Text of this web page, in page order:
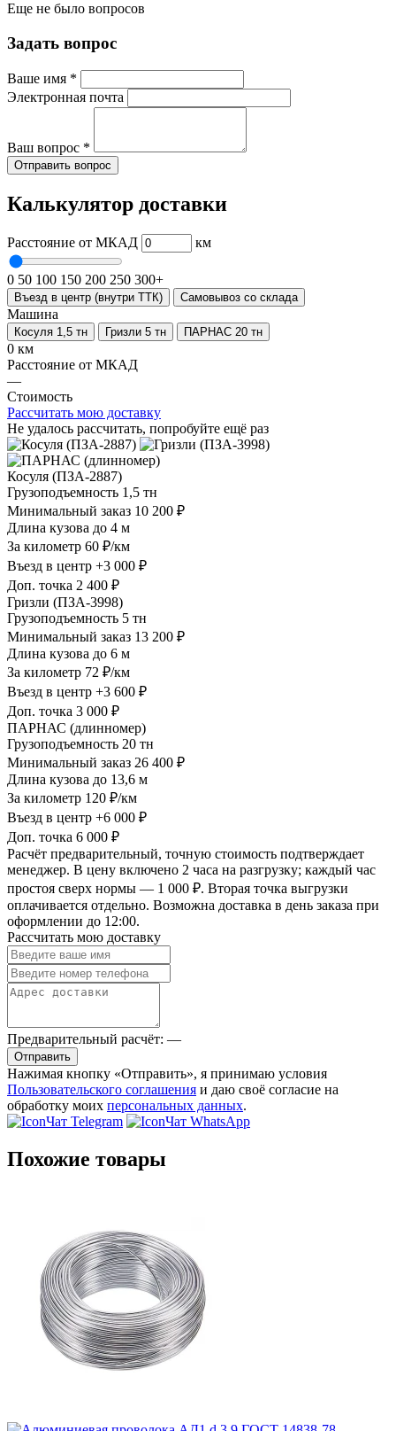
Еще не было вопросов
Задать вопрос
Ваше имя *
Электронная почта
Ваш вопрос *
Отправить вопрос
Калькулятор доставки
Расстояние от МКАД км
0 50 100 150 200 250 300+
Въезд в центр (внутри ТТК) Самовывоз со склада
Машина
Косуля 1,5 тн Гризли 5 тн ПАРНАС 20 тн
0 км
Расстояние от МКАД
—
Стоимость
Рассчитать мою доставку
Не удалось рассчитать, попробуйте ещё раз
Косуля (ПЗА-2887)
Грузоподъемность 1,5 тн
Минимальный заказ 10 200 ₽
Длина кузова до 4 м
За километр 60 ₽/км
Въезд в центр +3 000 ₽
Доп. точка 2 400 ₽
Гризли (ПЗА-3998)
Грузоподъемность 5 тн
Минимальный заказ 13 200 ₽
Длина кузова до 6 м
За километр 72 ₽/км
Въезд в центр +3 600 ₽
Доп. точка 3 000 ₽
ПАРНАС (длинномер)
Грузоподъемность 20 тн
Минимальный заказ 26 400 ₽
Длина кузова до 13,6 м
За километр 120 ₽/км
Въезд в центр +6 000 ₽
Доп. точка 6 000 ₽
Расчёт предварительный, точную стоимость подтверждает
менеджер. В цену включено 2 часа на разгрузку; каждый час
простоя сверх нормы — 1 000 ₽. Вторая точка выгрузки
оплачивается отдельно. Возможна доставка в день заказа при
оформлении до 12:00.
Рассчитать мою доставку
Предварительный расчёт: —
Отправить
Нажимая кнопку «Отправить», я принимаю условия
Пользовательского соглашения и даю своё согласие на
обработку моих персональных данных.
Чат Telegram
Чат WhatsApp
Похожие товары